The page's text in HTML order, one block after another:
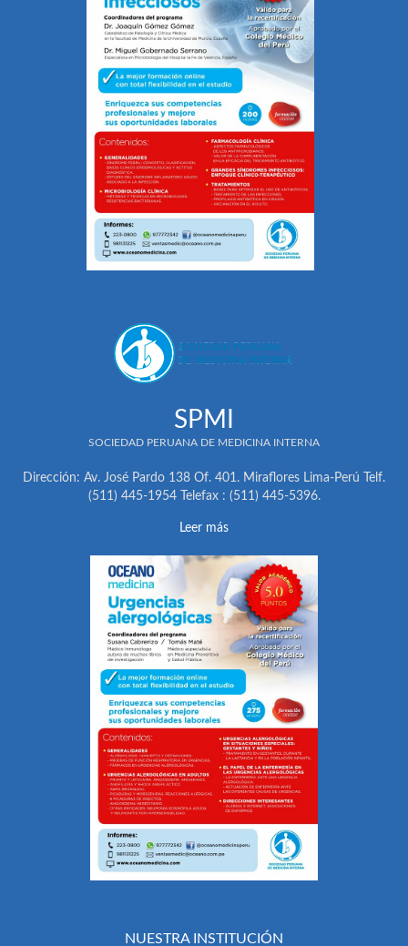
SPMI
SOCIEDAD PERUANA DE MEDICINA INTERNA
Dirección: Av. José Pardo 138 Of. 401. Miraflores Lima-Perú Telf.
(511) 445-1954 Telefax : (511) 445-5396.
Leer más
NUESTRA INSTITUCIÓN